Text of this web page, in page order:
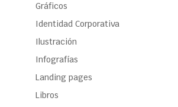
Gráficos
Identidad Corporativa
Ilustración
Infografías
Landing pages
Libros